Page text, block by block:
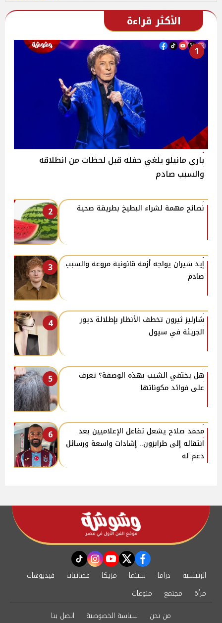
الأكثر قراءة
1
باري مانيلو يلغي حفله قبل لحظات من انطلاقه
والسبب صادم
2 نصائح مهمة لشراء البطيخ بطريقة صحية
3
إيد شيران يواجه أزمة قانونية مروعة والسبب
صادم
4
شارليز ثيرون تخطف الأنظار بإطلالة ديور
الجريئة في سيول
5
هل يختفي الشيب بهذه الوصفة؟ تعرف
على فوائد مكوناتها
6
محمد صلاح يشعل تفاعل الإعلاميين بعد
انتقاله إلى طرابزون.. إشادات واسعة ورسائل
دعم له
facebook
twitter
youtube
instagram
tiktok
الرئيسية دراما سينما مزيكا فضائيات
فيديوهات
مرأة
مجتمع
منوعات
من نحن
سياسة الخصوصية اتصل بنا